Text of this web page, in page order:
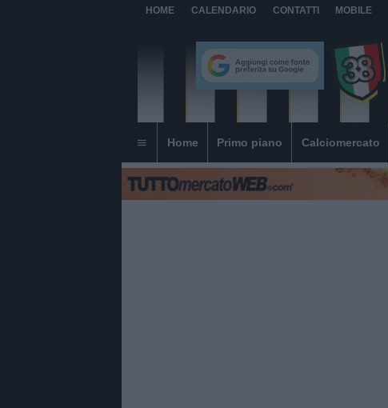
HOME CALENDARIO CONTATTI MOBILE
Home Primo piano Calciomercato